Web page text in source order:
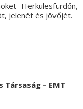
Herkulesfürdőn,
jelenét és jövőjét.
– EMT